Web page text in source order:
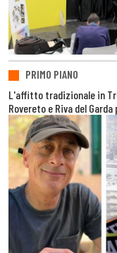
PRIMO PIANO
L'affitto tradizionale in
Rovereto e Riva del